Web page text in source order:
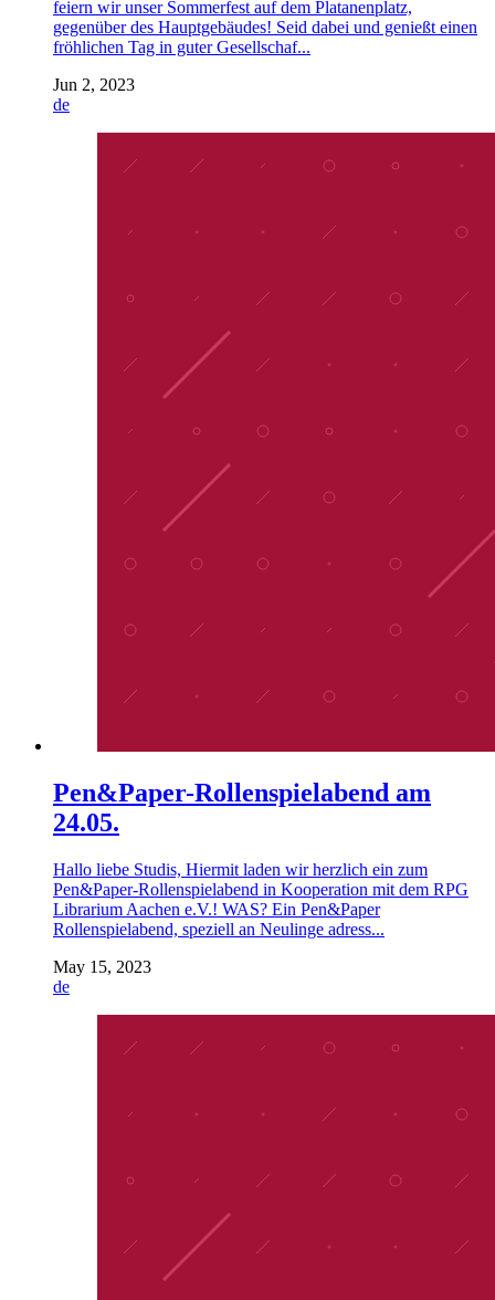
feiern wir unser Sommerfest auf dem Platanenplatz,
gegenüber des Hauptgebäudes! Seid dabei und genießt einen
fröhlichen Tag in guter Gesellschaf...
Jun 2, 2023
de
Pen&Paper-Rollenspielabend am
24.05.
Hallo liebe Studis, Hiermit laden wir herzlich ein zum
Pen&Paper-Rollenspielabend in Kooperation mit dem RPG
Librarium Aachen e.V.! WAS? Ein Pen&Paper
Rollenspielabend, speziell an Neulinge adress...
May 15, 2023
de